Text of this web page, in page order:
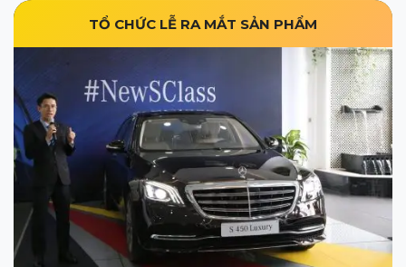
TỔ CHỨC LỄ RA MẮT SẢN PHẨM